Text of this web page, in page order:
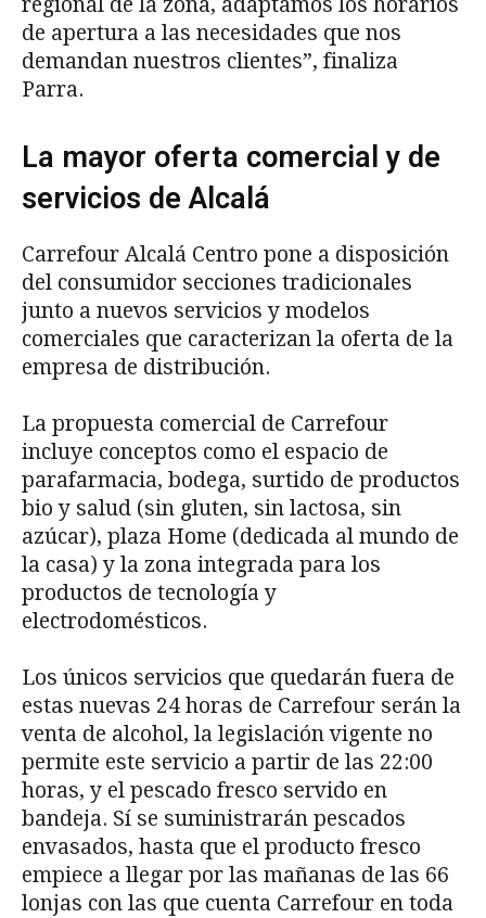
de apertura a las necesidades que nos
demandan nuestros clientes”, finaliza
Parra.
La mayor oferta comercial y de
servicios de Alcalá
Carrefour Alcalá Centro pone a disposición
del consumidor secciones tradicionales
junto a nuevos servicios y modelos
comerciales que caracterizan la oferta de la
empresa de distribución.
La propuesta comercial de Carrefour
incluye conceptos como el espacio de
parafarmacia, bodega, surtido de productos
bio y salud (sin gluten, sin lactosa, sin
azúcar), plaza Home (dedicada al mundo de
la casa) y la zona integrada para los
productos de tecnología y
electrodomésticos.
Los únicos servicios que quedarán fuera de
estas nuevas 24 horas de Carrefour serán la
venta de alcohol, la legislación vigente no
permite este servicio a partir de las 22:00
horas, y el pescado fresco servido en
bandeja. Sí se suministrarán pescados
envasados, hasta que el producto fresco
empiece a llegar por las mañanas de las 66
lonjas con las que cuenta Carrefour en toda